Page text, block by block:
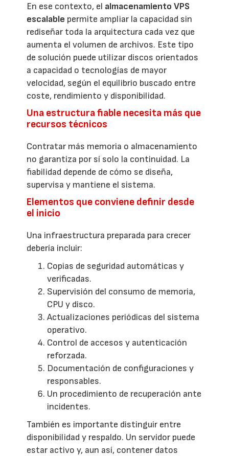
En ese contexto, el almacenamiento VPS
escalable permite ampliar la capacidad sin
rediseñar toda la arquitectura cada vez que
aumenta el volumen de archivos. Este tipo
de solución puede utilizar discos orientados
a capacidad o tecnologías de mayor
velocidad, según el equilibrio buscado entre
coste, rendimiento y disponibilidad.
Una estructura fiable necesita más que
recursos técnicos
Contratar más memoria o almacenamiento
no garantiza por sí solo la continuidad. La
fiabilidad depende de cómo se diseña,
supervisa y mantiene el sistema.
Elementos que conviene definir desde
el inicio
Una infraestructura preparada para crecer
debería incluir:
Copias de seguridad automáticas y
verificadas.
Supervisión del consumo de memoria,
CPU y disco.
Actualizaciones periódicas del sistema
operativo.
Control de accesos y autenticación
reforzada.
Documentación de configuraciones y
responsables.
Un procedimiento de recuperación ante
incidentes.
También es importante distinguir entre
disponibilidad y respaldo. Un servidor puede
estar activo y, aun así, contener datos